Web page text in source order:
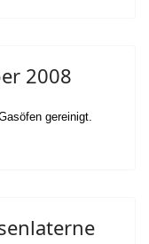
2008
gereinigt.